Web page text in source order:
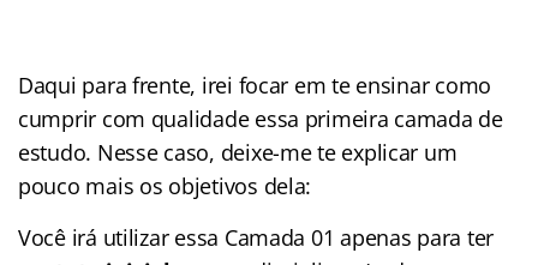
Daqui para frente, irei focar em te ensinar como
cumprir com qualidade essa primeira camada de
estudo. Nesse caso, deixe-me te explicar um
pouco mais os objetivos dela:
Você irá utilizar essa Camada 01 apenas para ter